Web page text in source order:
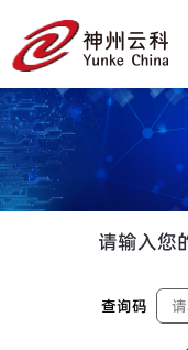
请输入您
查询码